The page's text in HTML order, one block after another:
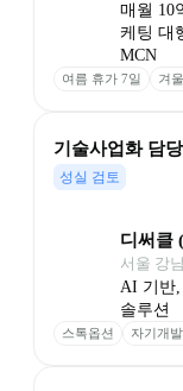
매월 10
케팅 대
MCN
여름 휴가 7일 겨
기술사업화 담
성실 검토
디써클
서울 강
AI 기반,
솔루션
스톡옵션 자기개